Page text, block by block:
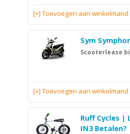
[+] Toevoegen aan winkelmand
Sym
Scooterlease
[+] Toevoegen aan winkelmand
Ruff Cycles |
IN3 Betalen?